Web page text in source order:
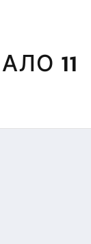
11